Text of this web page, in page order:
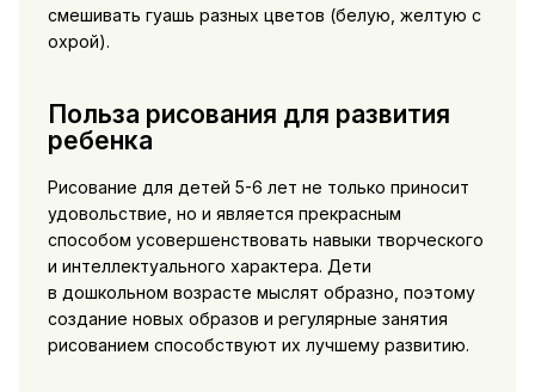
смешивать гуашь разных цветов (белую, желтую с
охрой).
Польза рисования для развития
ребенка
Рисование для детей 5-6 лет не только приносит
удовольствие, но и является прекрасным
способом усовершенствовать навыки творческого
и интеллектуального характера. Дети
в дошкольном возрасте мыслят образно, поэтому
создание новых образов и регулярные занятия
рисованием способствуют их лучшему развитию.